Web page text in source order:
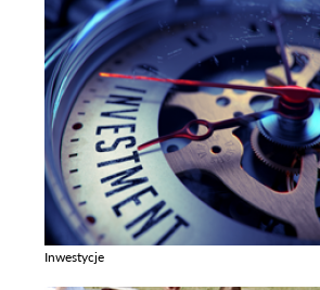
Inwestycje